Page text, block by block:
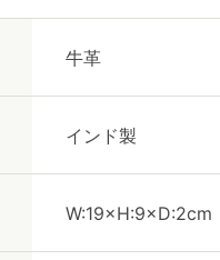
牛革
インド製
W:19×H:9×D:2cm